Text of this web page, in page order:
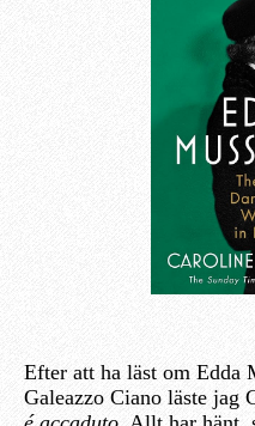
Efter att ha läst om Edda
Galeazzo Ciano läste jag